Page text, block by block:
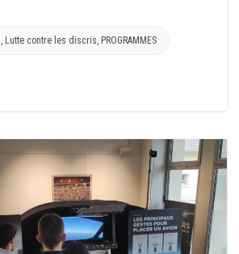
, Lutte contre les discris, PROGRAMMES